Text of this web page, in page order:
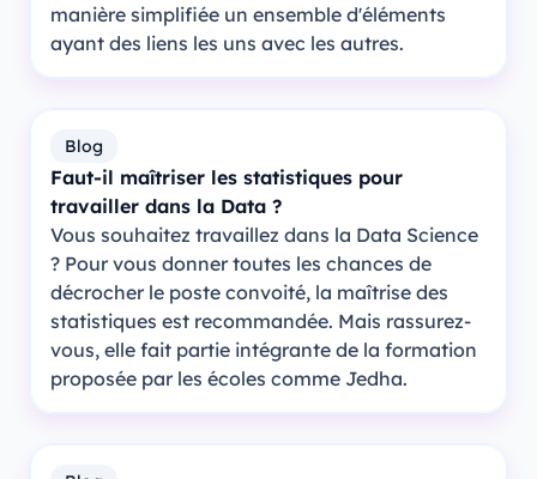
manière simplifiée un ensemble d'éléments
ayant des liens les uns avec les autres.
Blog
Faut-il maîtriser les statistiques pour
travailler dans la Data ?
Vous souhaitez travaillez dans la Data Science
? Pour vous donner toutes les chances de
décrocher le poste convoité, la maîtrise des
statistiques est recommandée. Mais rassurez-
vous, elle fait partie intégrante de la formation
proposée par les écoles comme Jedha.